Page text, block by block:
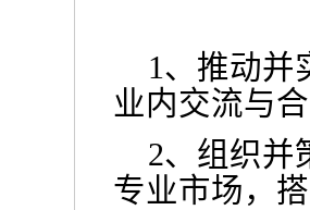
1、推动并
业内交流与
2、组织并
专业市场，